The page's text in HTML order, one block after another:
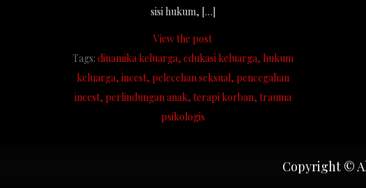
sisi hukum, […]
View the post
Tags: dinamika keluarga edukasi keluarga hukum
keluarga incest pelecehan seksual pencegahan
incest perlindungan anak terapi korban trauma
psikologis
Copyright ©